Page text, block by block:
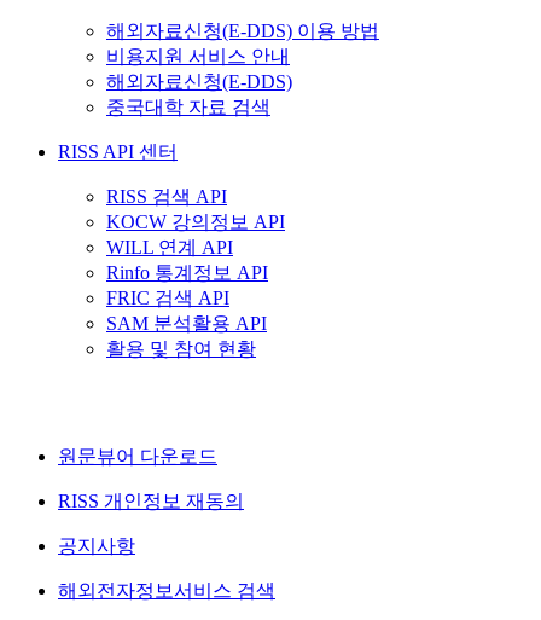
해외자료신청(E-DDS) 이용 방법
비용지원 서비스 안내
해외자료신청(E-DDS)
중국대학 자료 검색
RISS API 센터
RISS 검색 API
KOCW 강의정보 API
WILL 연계 API
Rinfo 통계정보 API
FRIC 검색 API
SAM 분석활용 API
활용 및 참여 현황
원문뷰어 다운로드
RISS 개인정보 재동의
공지사항
해외전자정보서비스 검색